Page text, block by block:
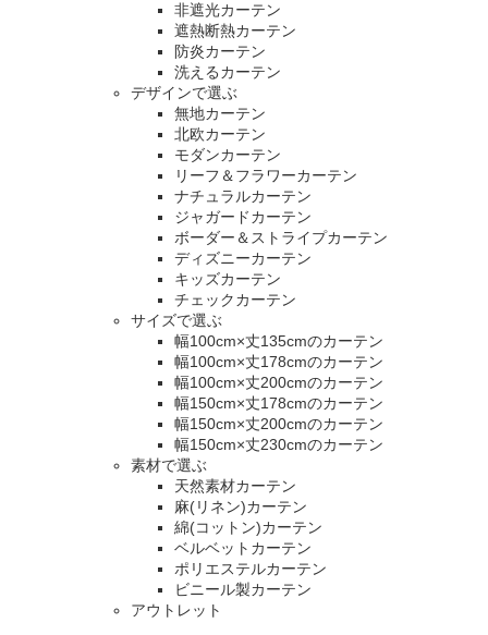
非遮光カーテン
遮熱断熱カーテン
防炎カーテン
洗えるカーテン
デザインで選ぶ
無地カーテン
北欧カーテン
モダンカーテン
リーフ＆フラワーカーテン
ナチュラルカーテン
ジャガードカーテン
ボーダー＆ストライプカーテン
ディズニーカーテン
キッズカーテン
チェックカーテン
サイズで選ぶ
幅100cm×丈135cmのカーテン
幅100cm×丈178cmのカーテン
幅100cm×丈200cmのカーテン
幅150cm×丈178cmのカーテン
幅150cm×丈200cmのカーテン
幅150cm×丈230cmのカーテン
素材で選ぶ
天然素材カーテン
麻(リネン)カーテン
綿(コットン)カーテン
ベルベットカーテン
ポリエステルカーテン
ビニール製カーテン
アウトレット